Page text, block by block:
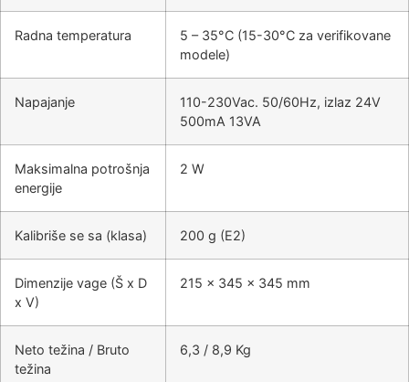
Radna temperatura
5 – 35°C (15-30°C za verifikovane
modele)
Napajanje
110-230Vac. 50/60Hz, izlaz 24V
500mA 13VA
Maksimalna potrošnja
energije
2 W
Kalibriše se sa (klasa) 200 g (E2)
Dimenzije vage (Š x D
x V)
215 x 345 x 345 mm
Neto težina / Bruto
težina
6,3 / 8,9 Kg